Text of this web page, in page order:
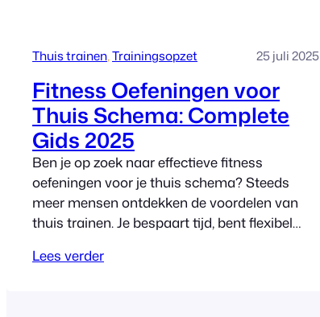
Thuis trainen, Trainingsopzet 25 juli 2025
Fitness Oefeningen voor
Thuis Schema: Complete
Gids 2025
Ben je op zoek naar effectieve fitness
oefeningen voor je thuis schema? Steeds
meer mensen ontdekken de voordelen van
thuis trainen. Je bespaart tijd, bent flexibel
bezette apparaten in een drukke sportschool.
Lees verder